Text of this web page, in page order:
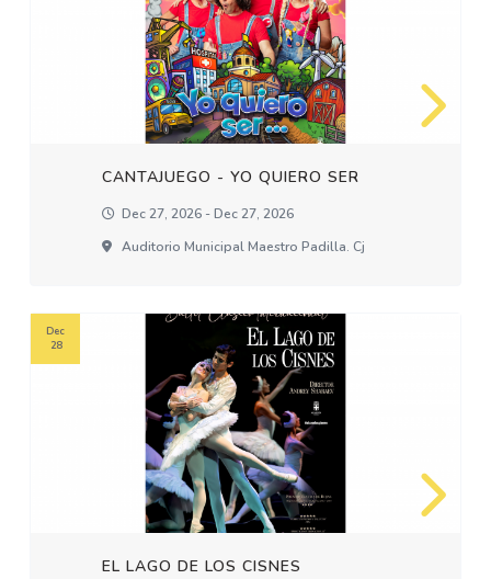
CANTAJUEGO - YO QUIERO SER
Dec 27, 2026 - Dec 27, 2026
Auditorio Municipal Maestro Padilla. Cj
EL LAGO DE LOS CISNES
Dec
28